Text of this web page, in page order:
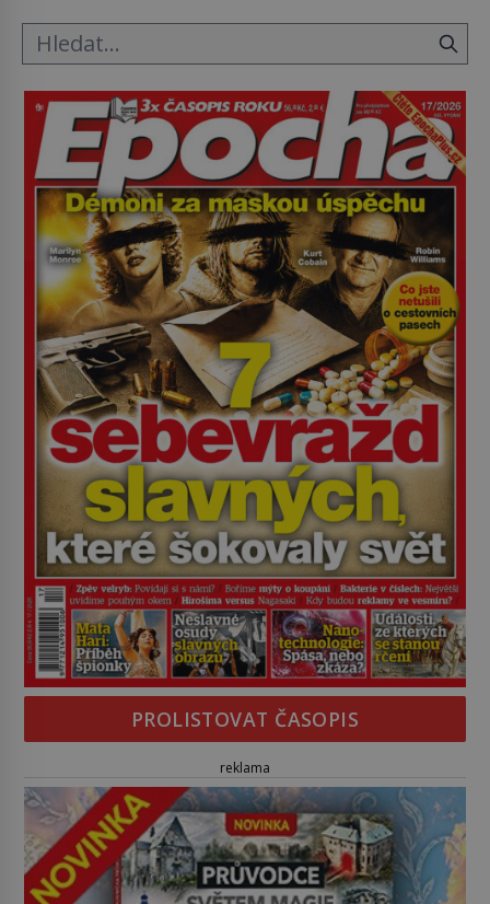
PROLISTOVAT ČASOPIS
reklama